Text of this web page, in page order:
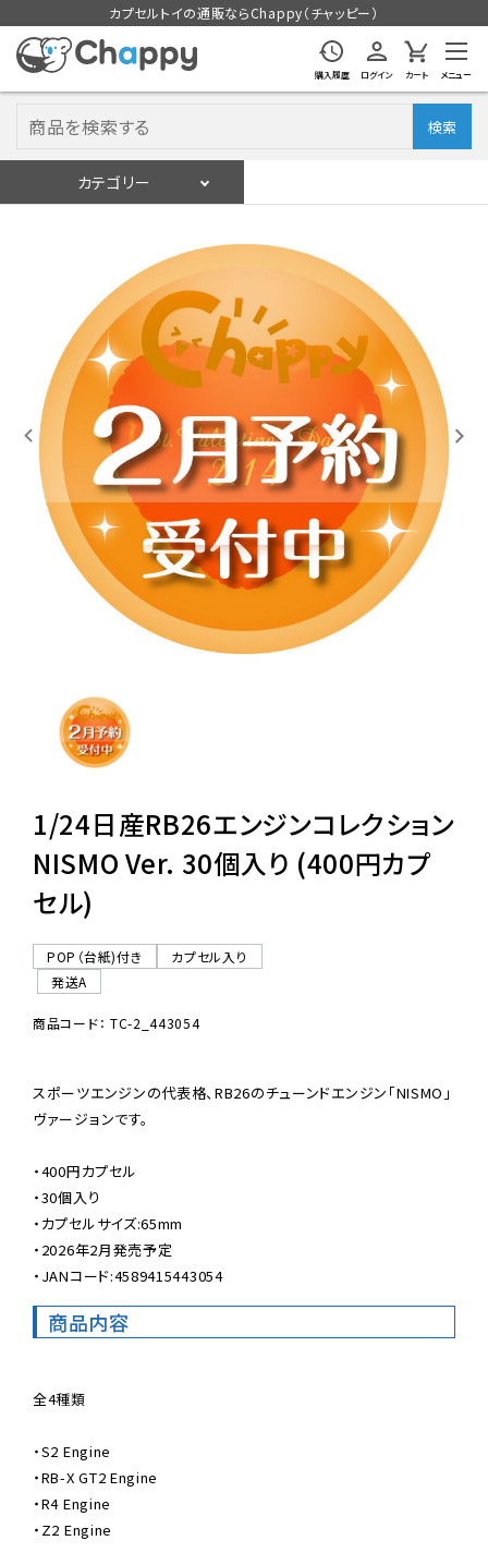
カプセルトイの通販ならChappy（チャッピー）
購入履歴 ログイン カート メニュー
検索
カテゴリー
入荷スケジュールをチェック
カプセルトイマシン本体
カプセルトイ
販促用空カプセル
レンタル
景品・玩具・文具
販促用カプセルトイ
1/24日産RB26エンジンコレクション
NISMO Ver. 30個入り (400円カプ
セル)
POP（台紙)付き
カプセル入り
発送A
商品コード： TC-2_443054
スポーツエンジンの代表格、RB26のチューンドエンジン「NISMO」
ヴァージョンです。
・400円カプセル
・30個入り
・カプセルサイズ:65mm
・2026年2月発売予定
・JANコード:4589415443054
商品内容
全4種類
・S2 Engine
・RB-X GT2 Engine
・R4 Engine
・Z2 Engine